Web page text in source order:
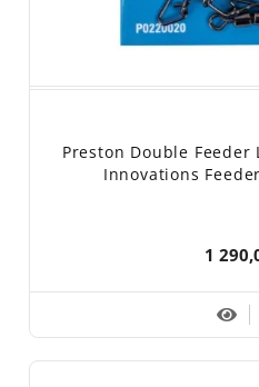
Preston Double Feeder
Innovations
1